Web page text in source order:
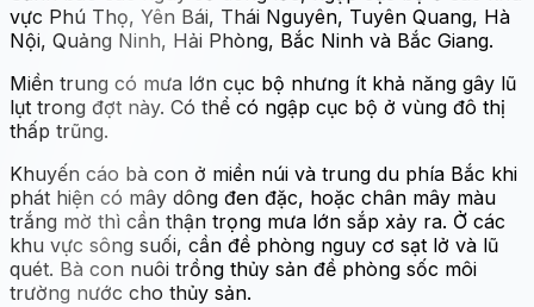
vực Phú Thọ, Yên Bái, Thái Nguyên, Tuyên Quang, Hà
Nội, Quảng Ninh, Hải Phòng, Bắc Ninh và Bắc Giang.
Miền trung có mưa lớn cục bộ nhưng ít khả năng gây lũ
lụt trong đợt này. Có thể có ngập cục bộ ở vùng đô thị
thấp trũng.
Khuyến cáo bà con ở miền núi và trung du phía Bắc khi
phát hiện có mây dông đen đặc, hoặc chân mây màu
trắng mờ thì cần thận trọng mưa lớn sắp xảy ra. Ở các
khu vực sông suối, cần đề phòng nguy cơ sạt lở và lũ
quét. Bà con nuôi trồng thủy sản đề phòng sốc môi
trường nước cho thủy sản.